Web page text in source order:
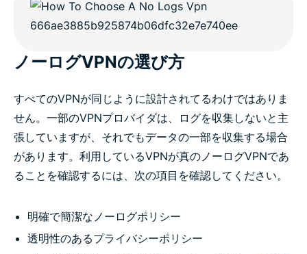
ノーログVPNの選び方
すべてのVPNが同じように設計されてるわけではありま
せん。一部のVPNプロバイダは、ログを収集しないと主
張していますが、それでもデータの一部を収集する場合
があります。利用しているVPNが真のノーログVPNであ
ることを確認するには、次の項目を確認してください。
明確で簡潔なノーログポリシー
透明性のあるプライバシーポリシー